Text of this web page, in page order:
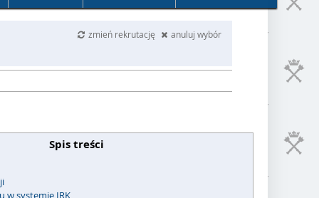
zmień rekrutację anuluj wybór
Spis treści
w systemie IRK